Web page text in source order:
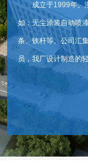
成立于1999年。
如：无尘涂装自动喷
条、铁杆等。公司汇
员，我厂设计制造的